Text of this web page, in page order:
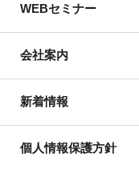
WEBセミナー
会社案内
新着情報
個人情報保護方針